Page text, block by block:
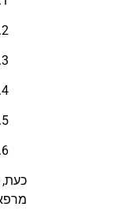
כעת,